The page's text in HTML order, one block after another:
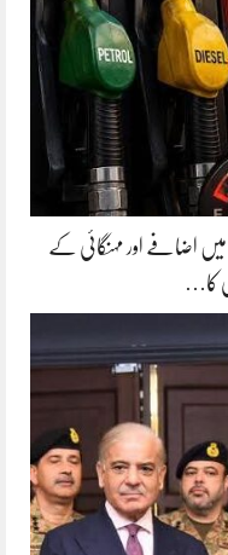
اضافے اور مہنگائی کے
کا…